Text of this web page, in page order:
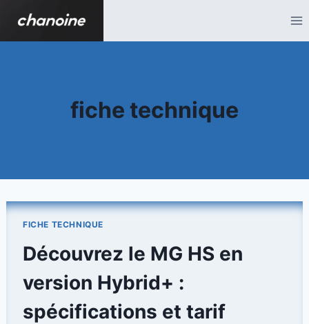
contenu
fiche technique
FICHE TECHNIQUE
Découvrez le MG HS en
version Hybrid+ :
spécifications et tarif